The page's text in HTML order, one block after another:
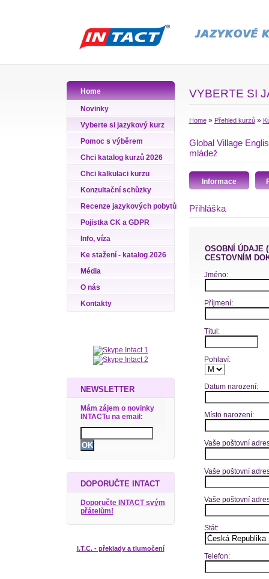
Home
Novinky
Vyberte si jazykový kurz
Pomoc s výběrem
Chci katalog kurzů 2026
Chci kalkulaci kurzu
Konzultační schůzky
Recenze jazykových pobytů
Pojistka CK a GDPR
Info, víza
Ke stažení - katalog 2026
Média
O nás
Kontakty
NEWSLETTER
Mám zájem o novinky
INTACTu na email:
DOPORUČTE INTACT
Doporučte INTACT svým
přátelům!
I.T.C. - překlady a tlumočení
VYBERTE SI
Home» Přehled kurzů»
Global Village
mládež
Informace
Přihláška
OSOBNÍ ÚDAJE (PŘÍJMENÍ A JMÉNO VYPLŇTE PODLE ÚDAJŮ VE VAŠEM
CESTOVNÍM
Jméno:
Příjmení:
Titul:
Pohlaví:
Datum narození:
Místo narození:
Vaše poštovní
Vaše poštovní
Vaše poštovní
Stát:
Telefon: